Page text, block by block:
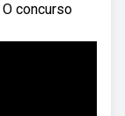
concurso